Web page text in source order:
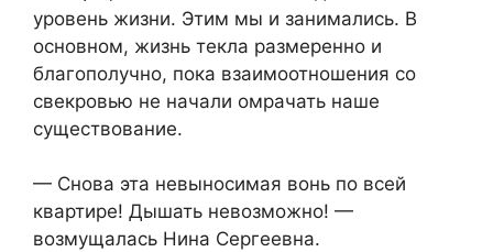
уровень жизни. Этим мы и занимались. В
основном, жизнь текла размеренно и
благополучно, пока взаимоотношения со
свекровью не начали омрачать наше
существование.
— Снова эта невыносимая вонь по всей
квартире! Дышать невозможно! —
возмущалась Нина Сергеевна.